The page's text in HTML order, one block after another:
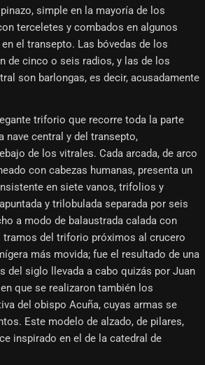
simple en la mayoría de los
terceletes y combados en algunos
el transepto. Las bóvedas de los
de cinco o seis radios, y las de los
son barlongas, es decir, acusadamente
triforio que recorre toda la parte
nave central y del transepto,
de los vitrales. Cada arcada, de arco
con cabezas humanas, presenta un
en siete vanos, trifolios y
y trilobulada separada por seis
a modo de balaustrada calada con
del triforio próximos al crucero
más movida; fue el resultado de una
del siglo llevada a cabo quizás por Juan
que se realizaron también los
del obispo Acuña, cuyas armas se
Este modelo de alzado, de pilares,
inspirado en el de la catedral de